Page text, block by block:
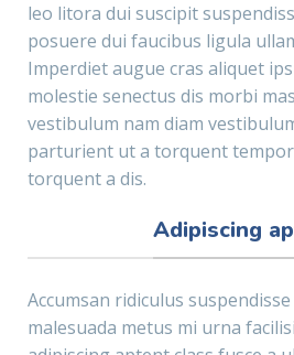
leo litora dui suscipit
posuere dui faucibus ligula
Imperdiet augue cras aliquet
molestie senectus dis morbi
vestibulum nam diam
parturient ut a torquent
torquent a dis.
Adipiscing
Accumsan ridiculus
malesuada metus mi urna